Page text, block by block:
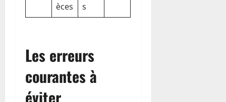
èces
s
Les erreurs
courantes à
éviter